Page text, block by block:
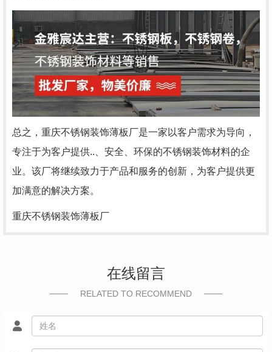
总之，重庆不锈钢装饰薄板厂是一家以客户需求为导向，
专注于为客户提供..、安全、环保的不锈钢装饰材料的企
业。该厂将继续致力于产品和服务的创新，为客户提供更
加满意的解决方案。
重庆不锈钢装饰薄板厂
在线留言
RELATED TO RECOMMEND